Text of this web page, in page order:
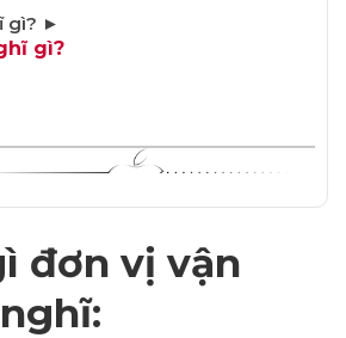
gì?
đơn vị vận